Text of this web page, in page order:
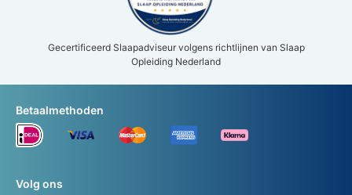
Gecertificeerd Slaapadviseur volgens richtlijnen van Slaap
Opleiding Nederland
Volg ons
Betaalmethoden